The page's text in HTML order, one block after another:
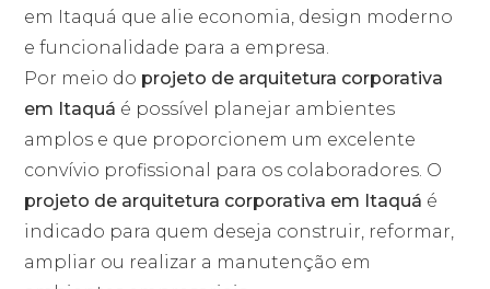
em Itaquá que alie economia, design moderno
e funcionalidade para a empresa.
Por meio do projeto de arquitetura corporativa
em Itaquá é possível planejar ambientes
amplos e que proporcionem um excelente
convívio profissional para os colaboradores. O
projeto de arquitetura corporativa em Itaquá é
indicado para quem deseja construir, reformar,
ampliar ou realizar a manutenção em